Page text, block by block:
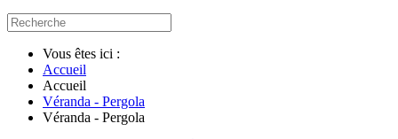
Vous êtes ici :
Accueil
Accueil
Véranda - Pergola
Véranda - Pergola